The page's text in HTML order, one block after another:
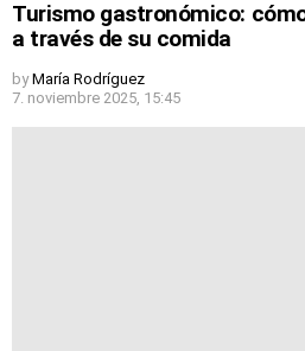
Turismo gastronómico:
a través de su comida
by María Rodríguez
7. noviembre 2025, 15:45